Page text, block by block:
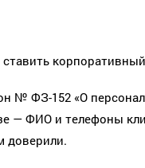
№ ФЗ-152 «О
— ФИО и телефоны
доверили.